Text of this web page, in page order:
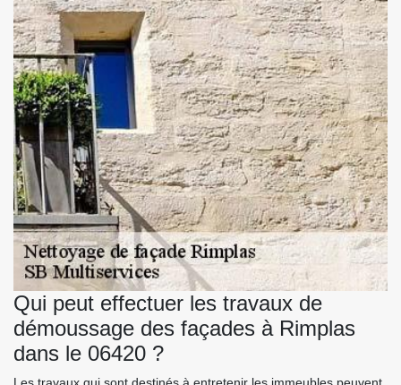
Qui peut effectuer les travaux de
démoussage des façades à Rimplas
dans le 06420 ?
Les travaux qui sont destinés à entretenir les immeubles peuvent